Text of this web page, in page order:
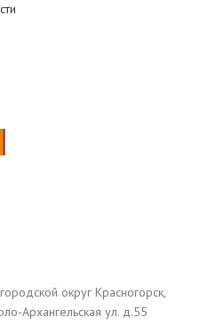
округ Красногорск,
Архангельская ул. д.55